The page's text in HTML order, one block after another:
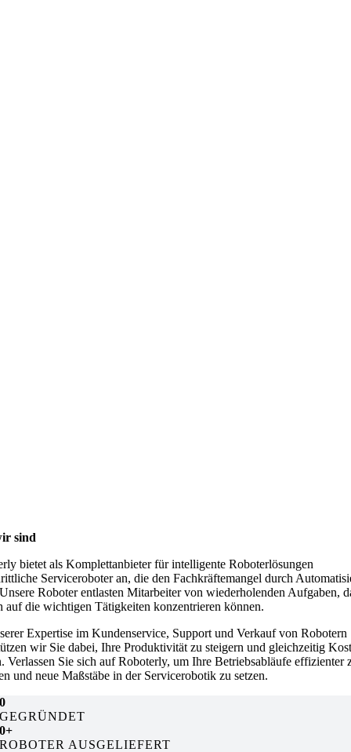
sind
bietet als Komplettanbieter für intelligente Roboterlösungen
Serviceroboter an, die den Fachkräftemangel durch
Roboter entlasten Mitarbeiter von wiederholenden Aufgaben,
auf die wichtigen Tätigkeiten konzentrieren können.
Expertise im Kundenservice, Support und Verkauf von Robotern
wir Sie dabei, Ihre Produktivität zu steigern und gleichzeitig
Verlassen Sie sich auf Roboterly, um Ihre Betriebsabläufe effizienter
und neue Maßstäbe in der Servicerobotik zu setzen.
0
GEGRÜNDET
0+
ROBOTER AUSGELIEFERT